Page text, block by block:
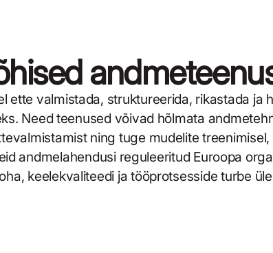
valmistada, struktureerida, rikastada ja
Need teenused võivad hõlmata
ning tuge mudelite
andmelahendusi reguleeritud Euroopa
keelekvaliteedi ja tööprotsesside turbe